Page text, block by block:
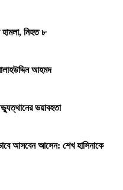
নিহত ৮
আহমদ
ভয়াবহতা
আসবেন আসেন: শেখ হাসিনাকে